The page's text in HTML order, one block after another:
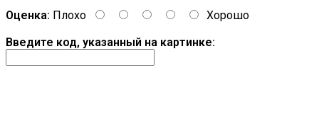
Оценка: Плохо
Хорошо
Введите код, указанный на картинке: